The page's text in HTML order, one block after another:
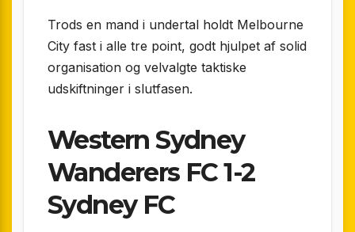
Trods en mand i undertal holdt Melbourne
City fast i alle tre point, godt hjulpet af solid
organisation og velvalgte taktiske
udskiftninger i slutfasen.
Western Sydney
Wanderers FC 1-2
Sydney FC